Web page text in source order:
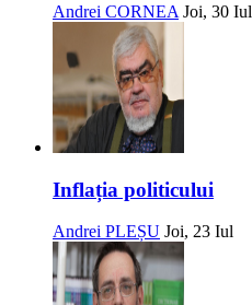
Andrei CORNEA Joi, 30 Iul
Inflația politicului
Andrei PLEȘU Joi, 23 Iul